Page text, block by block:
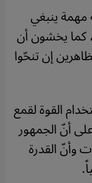
ينبغي
كما يخشون أن
إن تنحّوا
القوة لقمع
أنّ الجمهور
وأنّ القدرة